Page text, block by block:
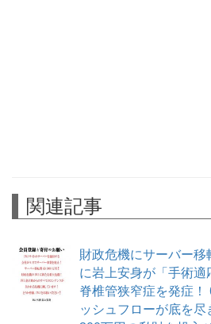
関連記事
財政危機にサーバー移
に岩上安身が「手術適
脊椎管狭窄症を発症！
ッシュフローが底を